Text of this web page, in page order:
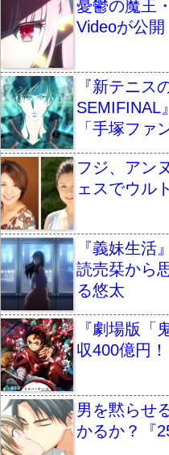
憂鬱の魔王
Videoが公開
『新テニス
SEMIFINAL
「手塚ファ
フジ、アン
ェスでウル
『義妹生活
読売栞から
る悠太
『劇場版「
収400億円
男を黙らせ
かるか？『